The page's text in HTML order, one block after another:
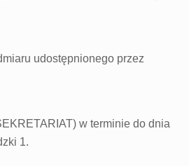
udostępnionego przez
w terminie do dnia
1.